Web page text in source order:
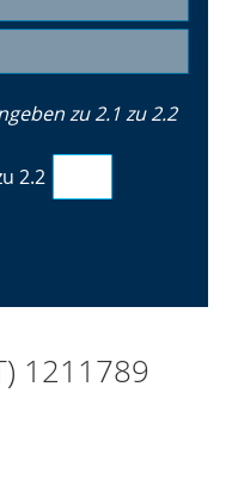
zu 2.1 zu 2.2
2.2
1211789